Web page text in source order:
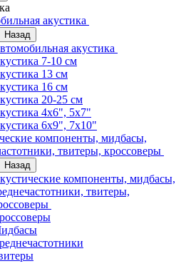
акустика
Назад
акустика
7-10 см
13 см
16 см
20-25 см
4х6", 5х7"
6х9", 7х10"
компоненты, мидбасы,
твитеры, кроссоверы
Назад
компоненты, мидбасы,
твитеры,